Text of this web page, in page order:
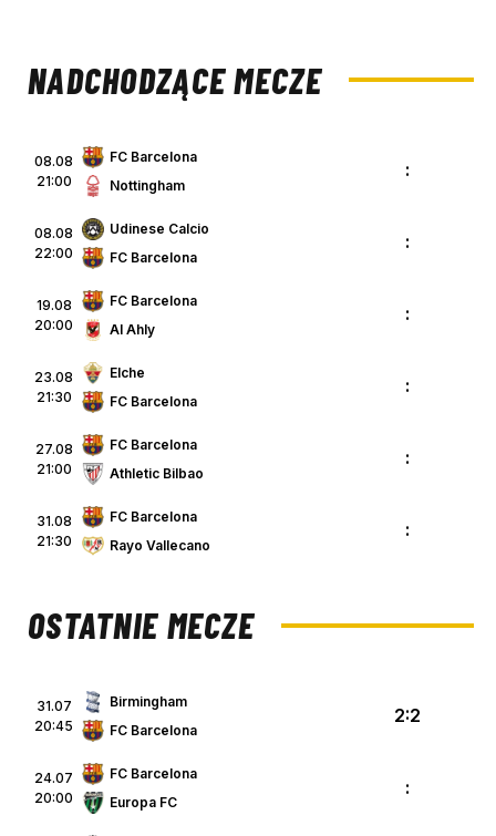
NADCHODZĄCE MECZE
08.08
21:00
FC Barcelona
Nottingham
:
08.08
22:00
Udinese Calcio
FC Barcelona
:
19.08
20:00
FC Barcelona
Al Ahly
:
23.08
21:30
Elche
FC Barcelona
:
27.08
21:00
FC Barcelona
Athletic Bilbao
:
31.08
21:30
FC Barcelona
Rayo Vallecano
:
OSTATNIE MECZE
31.07
20:45
Birmingham
FC Barcelona
2:2
24.07
20:00
FC Barcelona
Europa FC
: